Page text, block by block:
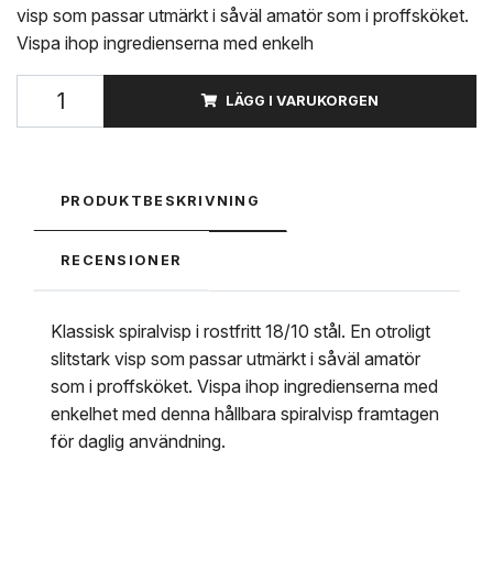
visp som passar utmärkt i såväl amatör som i proffsköket.
Vispa ihop ingredienserna med enkelh
LÄGG I VARUKORGEN
PRODUKTBESKRIVNING
RECENSIONER
Klassisk spiralvisp i rostfritt 18/10 stål. En otroligt
slitstark visp som passar utmärkt i såväl amatör
som i proffsköket. Vispa ihop ingredienserna med
enkelhet med denna hållbara spiralvisp framtagen
för daglig användning.